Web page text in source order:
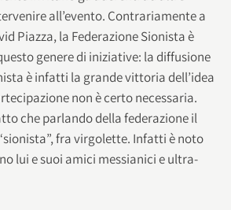
all’evento. Contrariamente a
Piazza, la Federazione Sionista è
genere di iniziative: la diffusione
è infatti la grande vittoria dell’idea
non è certo necessaria.
che parlando della federazione il
fra virgolette. Infatti è noto
lui e suoi amici messianici e ultra-